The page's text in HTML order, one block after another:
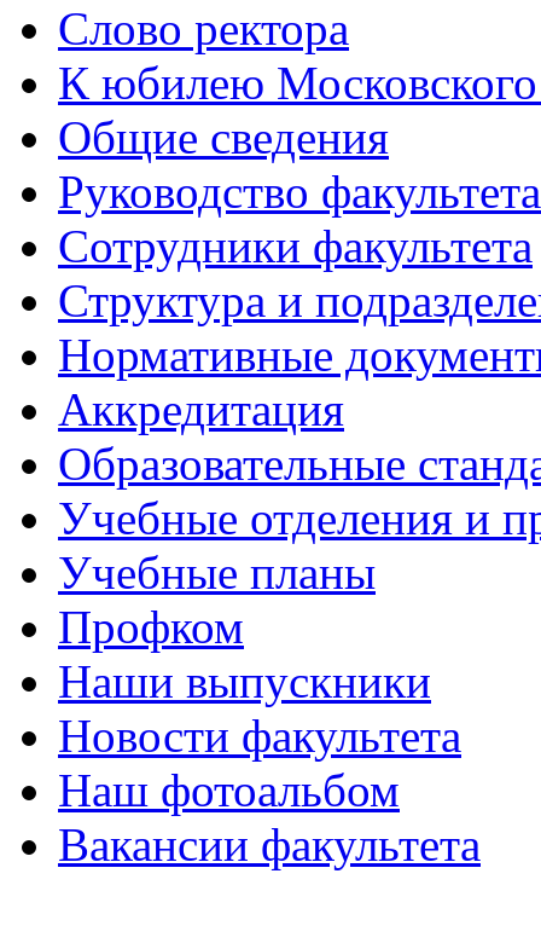
Слово ректора
К юбилею Московского
Общие сведения
Руководство факультета
Сотрудники факультета
Структура и
Нормативные
Аккредитация
Образовательные
Учебные отделения и
Учебные планы
Профком
Наши выпускники
Новости факультета
Наш фотоальбом
Вакансии факультета